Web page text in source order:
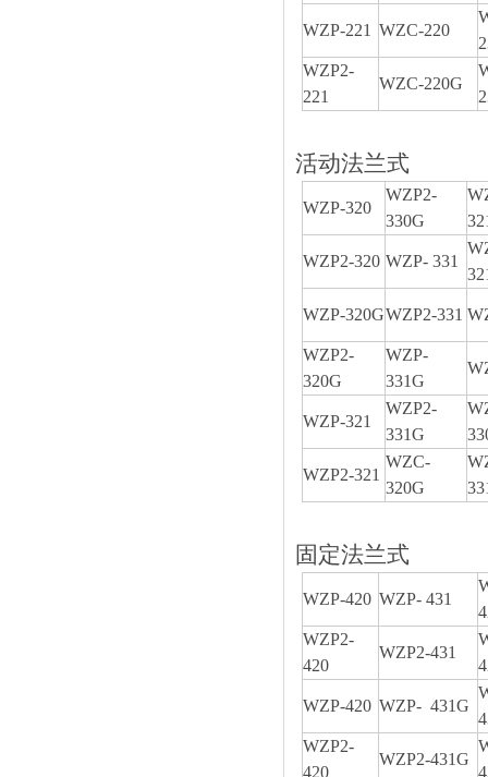
WZP-221 WZC-220
WZP2-
221
WZC-220G
活动法兰式
WZP-320
WZP2-
330G
WZP2-320 WZP- 331
WZP-320GWZP2-331
WZP2-
320G
WZP-
331G
WZP-321
WZP2-
331G
WZP2-321
WZC-
320G
固定法兰式
WZP-420 WZP- 431
WZP2-
420
WZP2-431
WZP-420 WZP- 431G
WZP2-
420
WZP2-431G